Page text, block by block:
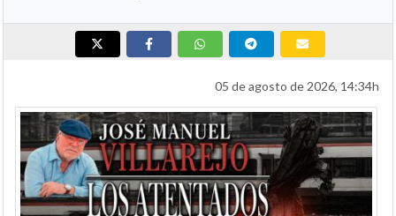
05 de agosto de 2026, 14:34h